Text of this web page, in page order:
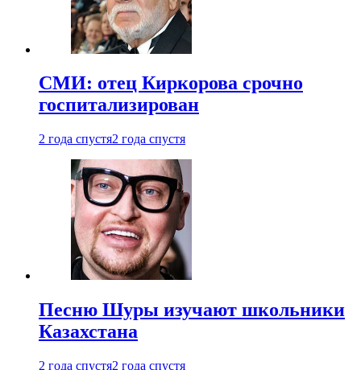
СМИ: отец Киркорова срочно
госпитализирован
2 года спустя2 года спустя
Песню Шуры изучают школьники
Казахстана
2 года спустя2 года спустя